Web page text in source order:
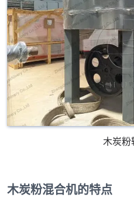
木炭粉
木炭粉混合机的特点